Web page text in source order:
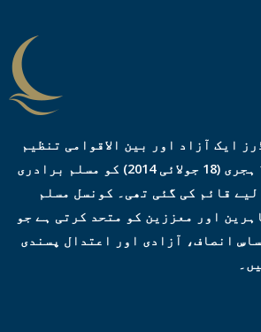
ایک آزاد اور بین الاقوامی تنظیم
ہے جو 21 رمضان 1435 ہجری (18 جولائی 2014) کو مسلم برادری
قائم کی گئی تھی۔ کونسل مسلم
اور معززین کو متحد کرتی ہے جو
انصاف، آزادی اور اعتدال پسندی